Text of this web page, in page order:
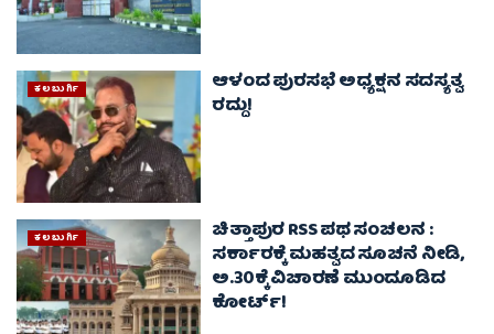
ಕಲಬುರ್ಗಿ ಆಳಂದ ಪುರಸಭೆ ಅಧ್ಯಕ್ಷನ ಸದಸ್ಯತ್ವ
ರದ್ದು!
ಕಲಬುರ್ಗಿ ಚಿತ್ತಾಪುರ RSS ಪಥ ಸಂಚಲನ :
ಸರ್ಕಾರಕ್ಕೆ ಮಹತ್ವದ ಸೂಚನೆ ನೀಡಿ,
ಅ.30ಕ್ಕೆ ವಿಚಾರಣೆ ಮುಂದೂಡಿದ
ಕೋರ್ಟ್!